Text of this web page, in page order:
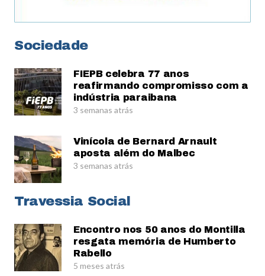
Sociedade
FIEPB celebra 77 anos
reafirmando compromisso com a
indústria paraibana
3 semanas atrás
Vinícola de Bernard Arnault
aposta além do Malbec
3 semanas atrás
Travessia Social
Encontro nos 50 anos do Montilla
resgata memória de Humberto
Rabello
5 meses atrás